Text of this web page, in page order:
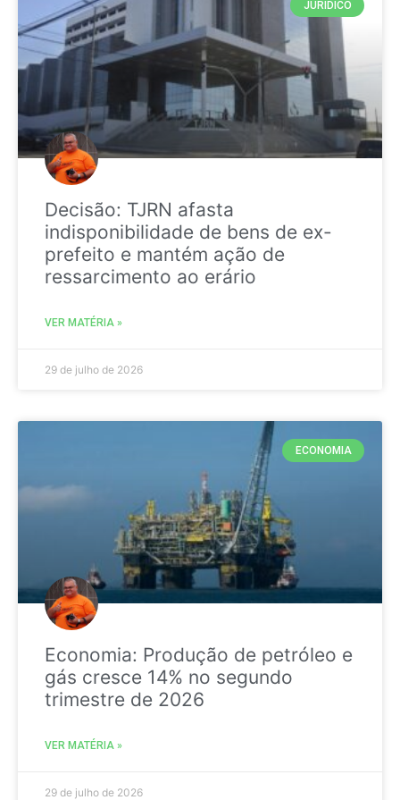
JURIDICO
Decisão: TJRN afasta
indisponibilidade de bens de ex-
prefeito e mantém ação de
ressarcimento ao erário
VER MATÉRIA »
29 de julho de 2026
ECONOMIA
Economia: Produção de petróleo e
gás cresce 14% no segundo
trimestre de 2026
VER MATÉRIA »
29 de julho de 2026